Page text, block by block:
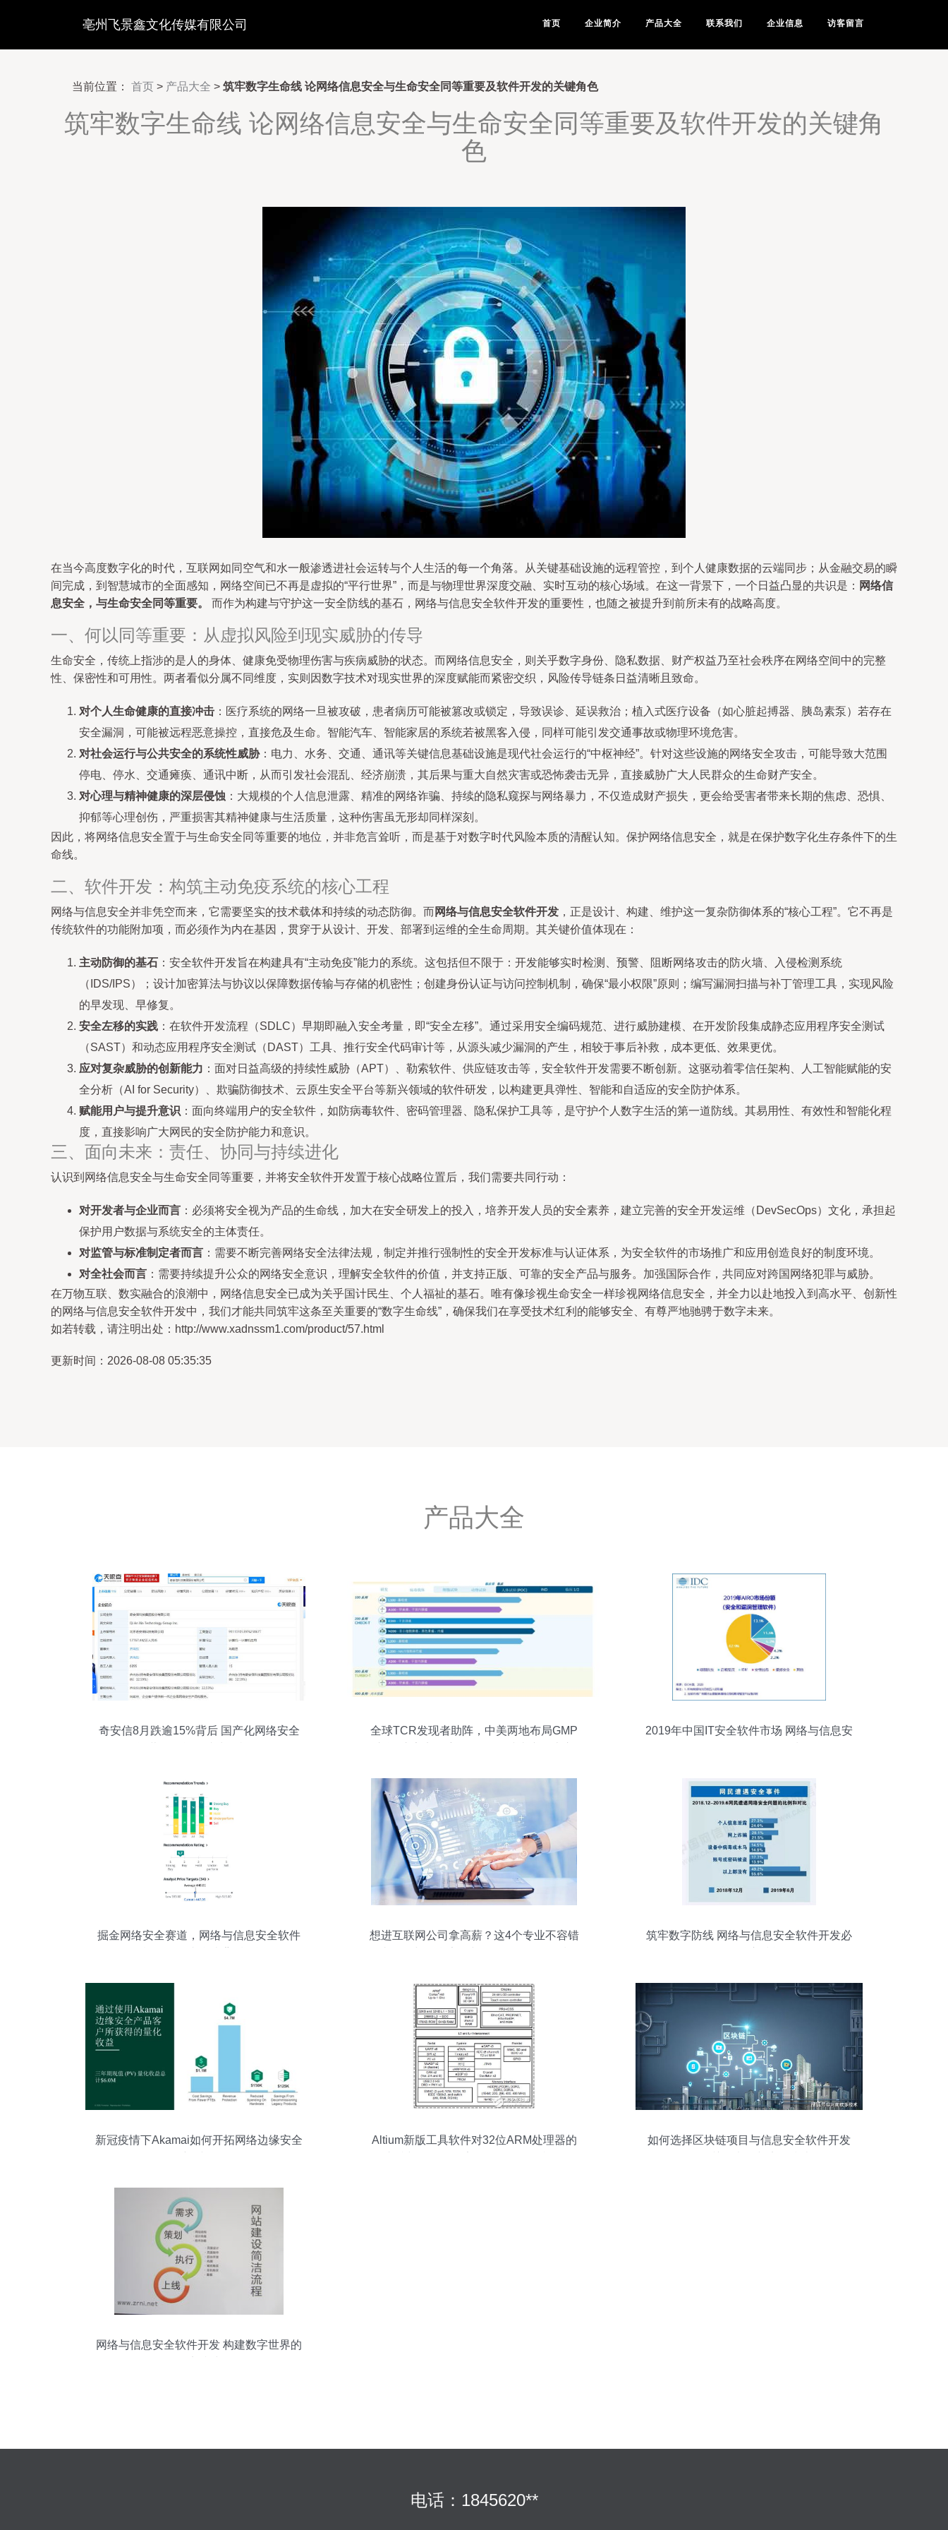
亳州飞景鑫文化传媒有限公司 首页 企业简介 产品大全 联系我们 企业信息 访客留言
当前位置： 首页 > 产品大全 > 筑牢数字生命线 论网络信息安全与生命安全同等重要及软件开发的关键角色
筑牢数字生命线 论网络信息安全与生命安全同等重要及软件开发的关键角
色
在当今高度数字化的时代，互联网如同空气和水一般渗透进社会运转与个人生活的每一个角落。从关键基础设施的远程管控，到个人健康数据的云端同步；从金融交易的瞬
间完成，到智慧城市的全面感知，网络空间已不再是虚拟的“平行世界”，而是与物理世界深度交融、实时互动的核心场域。在这一背景下，一个日益凸显的共识是： 网络信
息安全，与生命安全同等重要。
而作为构建与守护这一安全防线的基石，网络与信息安全软件开发的重要性，也随之被提升到前所未有的战略高度。
一、何以同等重要：从虚拟风险到现实威胁的传导
生命安全，传统上指涉的是人的身体、健康免受物理伤害与疾病威胁的状态。而网络信息安全，则关乎数字身份、隐私数据、财产权益乃至社会秩序在网络空间中的完整
性、保密性和可用性。两者看似分属不同维度，实则因数字技术对现实世界的深度赋能而紧密交织，风险传导链条日益清晰且致命。
对个人生命健康的直接冲击 ：医疗系统的网络一旦被攻破，患者病历可能被篡改或锁定，导致误诊、延误救治；植入式医疗设备（如心脏起搏器、胰岛素泵）若存在
安全漏洞，可能被远程恶意操控，直接危及生命。智能汽车、智能家居的系统若被黑客入侵，同样可能引发交通事故或物理环境危害。
对社会运行与公共安全的系统性威胁：电力、水务、交通、通讯等关键信息基础设施是现代社会运行的“中枢神经”。针对这些设施的网络安全攻击，可能导致大范围
停电、停水、交通瘫痪、通讯中断，从而引发社会混乱、经济崩溃，其后果与重大自然灾害或恐怖袭击无异，直接威胁广大人民群众的生命财产安全。
对心理与精神健康的深层侵蚀 ：大规模的个人信息泄露、精准的网络诈骗、持续的隐私窥探与网络暴力，不仅造成财产损失，更会给受害者带来长期的焦虑、恐惧、
抑郁等心理创伤，严重损害其精神健康与生活质量，这种伤害虽无形却同样深刻。
因此，将网络信息安全置于与生命安全同等重要的地位，并非危言耸听，而是基于对数字时代风险本质的清醒认知。保护网络信息安全，就是在保护数字化生存条件下的生
命线。
二、软件开发：构筑主动免疫系统的核心工程
网络与信息安全并非凭空而来，它需要坚实的技术载体和持续的动态防御。而 网络与信息安全软件开发 ，正是设计、构建、维护这一复杂防御体系的“核心工程”。它不再是
传统软件的功能附加项，而必须作为内在基因，贯穿于从设计、开发、部署到运维的全生命周期。其关键价值体现在：
主动防御的基石 ：安全软件开发旨在构建具有“主动免疫”能力的系统。这包括但不限于：开发能够实时检测、预警、阻断网络攻击的防火墙、入侵检测系统
（IDS/IPS）；设计加密算法与协议以保障数据传输与存储的机密性；创建身份认证与访问控制机制，确保“最小权限”原则；编写漏洞扫描与补丁管理工具，实现风险
的早发现、早修复。
安全左移的实践 ：在软件开发流程（SDLC）早期即融入安全考量，即“安全左移”。通过采用安全编码规范、进行威胁建模、在开发阶段集成静态应用程序安全测试
（SAST）和动态应用程序安全测试（DAST）工具、推行安全代码审计等，从源头减少漏洞的产生，相较于事后补救，成本更低、效果更优。
应对复杂威胁的创新能力 ：面对日益高级的持续性威胁（APT）、勒索软件、供应链攻击等，安全软件开发需要不断创新。这驱动着零信任架构、人工智能赋能的安
全分析（AI for Security）、欺骗防御技术、云原生安全平台等新兴领域的软件研发，以构建更具弹性、智能和自适应的安全防护体系。
赋能用户与提升意识 ：面向终端用户的安全软件，如防病毒软件、密码管理器、隐私保护工具等，是守护个人数字生活的第一道防线。其易用性、有效性和智能化程
度，直接影响广大网民的安全防护能力和意识。
三、面向未来：责任、协同与持续进化
认识到网络信息安全与生命安全同等重要，并将安全软件开发置于核心战略位置后，我们需要共同行动：
对开发者与企业而言 ：必须将安全视为产品的生命线，加大在安全研发上的投入，培养开发人员的安全素养，建立完善的安全开发运维（DevSecOps）文化，承担起
保护用户数据与系统安全的主体责任。
对监管与标准制定者而言 ：需要不断完善网络安全法律法规，制定并推行强制性的安全开发标准与认证体系，为安全软件的市场推广和应用创造良好的制度环境。
对全社会而言 ：需要持续提升公众的网络安全意识，理解安全软件的价值，并支持正版、可靠的安全产品与服务。加强国际合作，共同应对跨国网络犯罪与威胁。
在万物互联、数实融合的浪潮中，网络信息安全已成为关乎国计民生、个人福祉的基石。唯有像珍视生命安全一样珍视网络信息安全，并全力以赴地投入到高水平、创新性
的网络与信息安全软件开发中，我们才能共同筑牢这条至关重要的“数字生命线”，确保我们在享受技术红利的能够安全、有尊严地驰骋于数字未来。
如若转载，请注明出处：http://www.xadnssm1.com/product/57.html
更新时间：2026-08-08 05:35:35
产品大全
奇安信8月跌逾15%背后 国产化网络安全
全球TCR发现者助阵，中美两地布局GMP
2019年中国IT安全软件市场 网络与信息安
掘金网络安全赛道，网络与信息安全软件
想进互联网公司拿高薪？这4个专业不容错
筑牢数字防线 网络与信息安全软件开发必
新冠疫情下Akamai如何开拓网络边缘安全
Altium新版工具软件对32位ARM处理器的
如何选择区块链项目与信息安全软件开发
网络与信息安全软件开发 构建数字世界的
电话：1845620**